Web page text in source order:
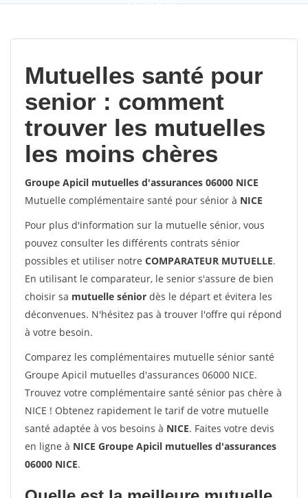
9,2(100%)452
Mutuelles santé pour
senior : comment
trouver les mutuelles
les moins chères
Groupe Apicil mutuelles d'assurances 06000 NICE
Mutuelle complémentaire santé pour sénior à NICE
Pour plus d'information sur la mutuelle sénior, vous
pouvez consulter les différents contrats sénior
possibles et utiliser notre COMPARATEUR MUTUELLE.
En utilisant le comparateur, le senior s'assure de bien
choisir sa mutuelle sénior dès le départ et évitera les
déconvenues. N'hésitez pas à trouver l'offre qui répond
à votre besoin.
Comparez les complémentaires mutuelle sénior santé
Groupe Apicil mutuelles d'assurances 06000 NICE.
Trouvez votre complémentaire santé sénior pas chère à
NICE ! Obtenez rapidement le tarif de votre mutuelle
santé adaptée à vos besoins à NICE. Faites votre devis
en ligne à NICE Groupe Apicil mutuelles d'assurances
06000 NICE.